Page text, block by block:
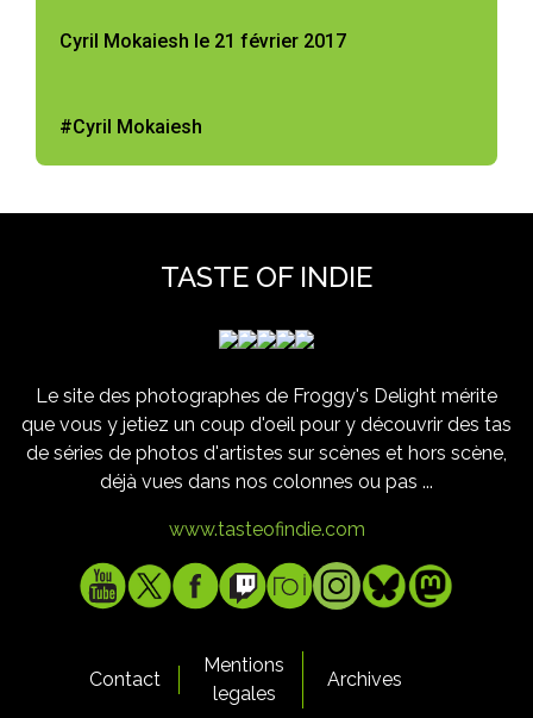
Cyril Mokaiesh le 21 février 2017
#Cyril Mokaiesh
TASTE OF INDIE
Le site des photographes de Froggy's Delight mérite
que vous y jetiez un coup d'oeil pour y découvrir des tas
de séries de photos d'artistes sur scènes et hors scène,
déjà vues dans nos colonnes ou pas ...
www.tasteofindie.com
Contact
Mentions
legales
Archives